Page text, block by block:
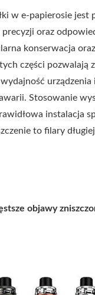
w e-papierosie jest
precyzji oraz
konserwacja
części pozwalają
wydajność urządzenia
Stosowanie
instalacja
to filary
objawy